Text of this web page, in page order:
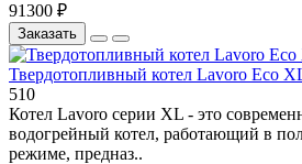
91300 ₽
Заказать
Твердотопливный котел Lavoro Eco
510
Котел Lavoro серии XL - это
водогрейный котел, работающий в
режиме, предназ..